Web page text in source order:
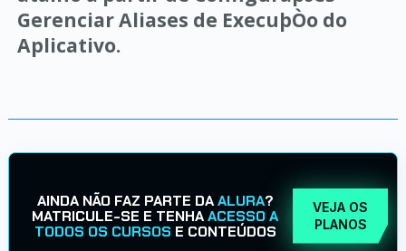
Gerenciar Aliases de ExecuþÒo do
Aplicativo.
AINDA NÃO FAZ PARTE DAALURA?
MATRICULE-SE E TENHAACESSO A
TODOS OS CURSOS E CONTEÚDOS
VEJA OS
PLANOS